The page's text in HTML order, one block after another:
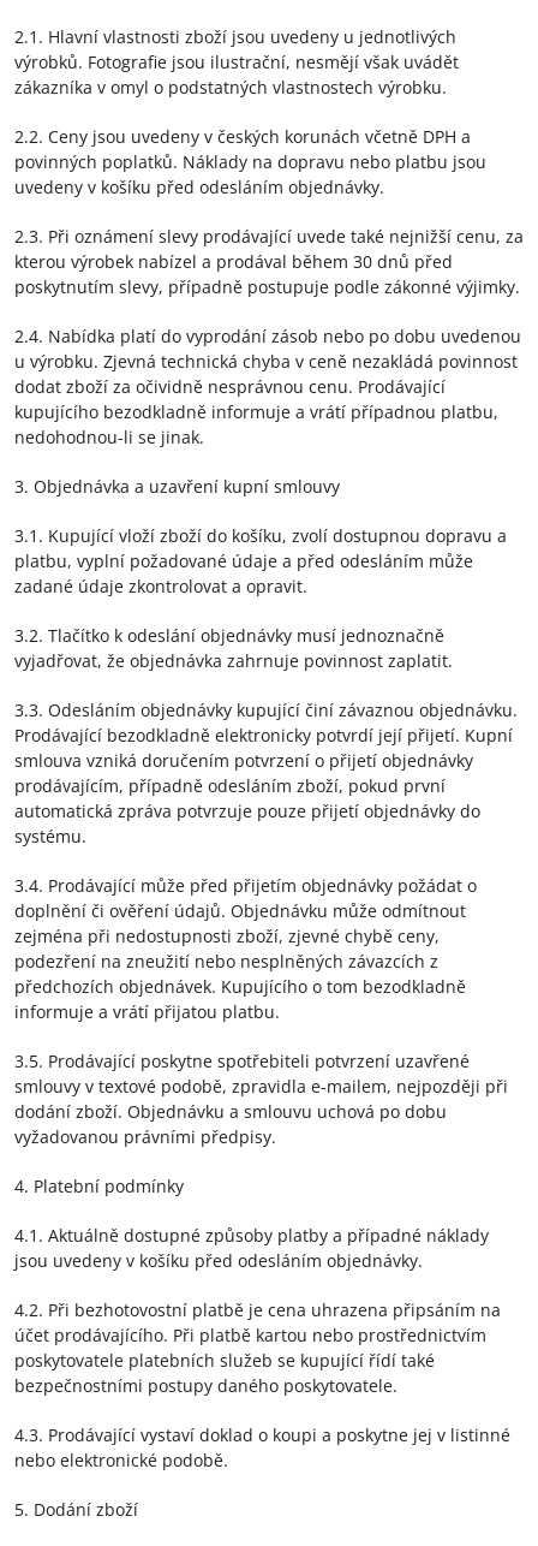
2.1. Hlavní vlastnosti zboží jsou uvedeny u jednotlivých
výrobků. Fotografie jsou ilustrační, nesmějí však uvádět
zákazníka v omyl o podstatných vlastnostech výrobku.
2.2. Ceny jsou uvedeny v českých korunách včetně DPH a
povinných poplatků. Náklady na dopravu nebo platbu jsou
uvedeny v košíku před odesláním objednávky.
2.3. Při oznámení slevy prodávající uvede také nejnižší cenu, za
kterou výrobek nabízel a prodával během 30 dnů před
poskytnutím slevy, případně postupuje podle zákonné výjimky.
2.4. Nabídka platí do vyprodání zásob nebo po dobu uvedenou
u výrobku. Zjevná technická chyba v ceně nezakládá povinnost
dodat zboží za očividně nesprávnou cenu. Prodávající
kupujícího bezodkladně informuje a vrátí případnou platbu,
nedohodnou-li se jinak.
3. Objednávka a uzavření kupní smlouvy
3.1. Kupující vloží zboží do košíku, zvolí dostupnou dopravu a
platbu, vyplní požadované údaje a před odesláním může
zadané údaje zkontrolovat a opravit.
3.2. Tlačítko k odeslání objednávky musí jednoznačně
vyjadřovat, že objednávka zahrnuje povinnost zaplatit.
3.3. Odesláním objednávky kupující činí závaznou objednávku.
Prodávající bezodkladně elektronicky potvrdí její přijetí. Kupní
smlouva vzniká doručením potvrzení o přijetí objednávky
prodávajícím, případně odesláním zboží, pokud první
automatická zpráva potvrzuje pouze přijetí objednávky do
systému.
3.4. Prodávající může před přijetím objednávky požádat o
doplnění či ověření údajů. Objednávku může odmítnout
zejména při nedostupnosti zboží, zjevné chybě ceny,
podezření na zneužití nebo nesplněných závazcích z
předchozích objednávek. Kupujícího o tom bezodkladně
informuje a vrátí přijatou platbu.
3.5. Prodávající poskytne spotřebiteli potvrzení uzavřené
smlouvy v textové podobě, zpravidla e-mailem, nejpozději při
dodání zboží. Objednávku a smlouvu uchová po dobu
vyžadovanou právními předpisy.
4. Platební podmínky
4.1. Aktuálně dostupné způsoby platby a případné náklady
jsou uvedeny v košíku před odesláním objednávky.
4.2. Při bezhotovostní platbě je cena uhrazena připsáním na
účet prodávajícího. Při platbě kartou nebo prostřednictvím
poskytovatele platebních služeb se kupující řídí také
bezpečnostními postupy daného poskytovatele.
4.3. Prodávající vystaví doklad o koupi a poskytne jej v listinné
nebo elektronické podobě.
5. Dodání zboží